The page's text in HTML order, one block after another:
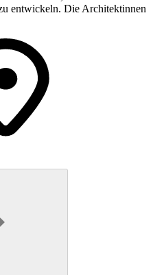
entwickeln. Die Architektinnen